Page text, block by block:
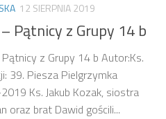
12 SIERPNIA 2019
Pątnicy z Grupy 14 b
z Grupy 14 b Autor:Ks.
39. Piesza Pielgrzymka
Ks. Jakub Kozak, siostra
oraz brat Dawid gościli...